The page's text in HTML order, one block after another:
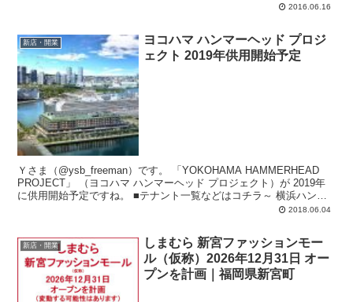
2016.06.16
新店・開業
ヨコハマ ハンマーヘッド プロジ
ェクト 2019年供用開始予定
Ｙさま（@ysb_freeman）です。 「YOKOHAMA HAMMERHEAD
PROJECT」 （ヨコハマ ハンマーヘッド プロジェクト）が 2019年
に供用開始予定ですね。 ■テナント一覧などはコチラ～ 横浜ハンマ
2018.06.04
新店・開業
しまむら 新宮ファッションモー
ル（仮称）2026年12月31日 オー
プンを計画｜福岡県新宮町